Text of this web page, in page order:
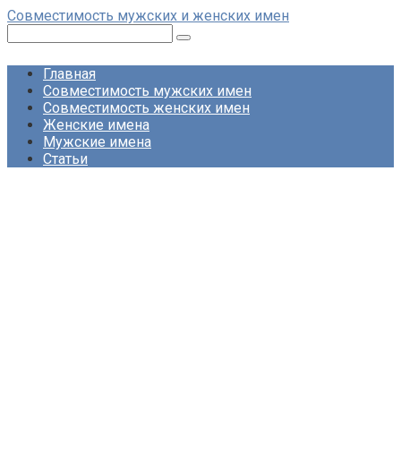
Перейти
контенту
Совместимость мужских и женских имен
Главная
Совместимость мужских имен
Совместимость женских имен
Женские имена
Мужские имена
Статьи